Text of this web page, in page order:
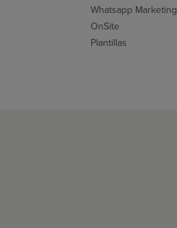
Whatsapp Marketing
OnSite
Plantillas